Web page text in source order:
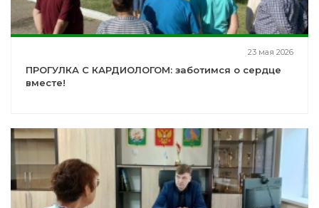
23 мая 2026
ПРОГУЛКА С КАРДИОЛОГОМ: заботимся о сердце
вместе!